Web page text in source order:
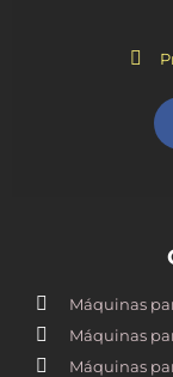
Máquinas
Máquinas
Máquinas